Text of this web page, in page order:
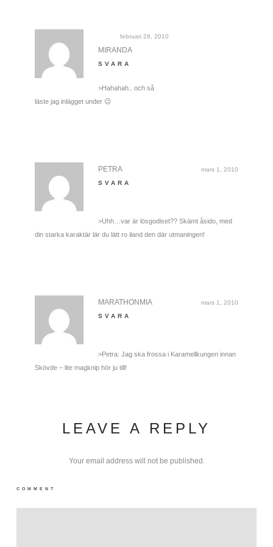
februari 28, 2010
MIRANDA
SVARA
>Hahahah.. och så
läste jag inlägget under 😉
mars 1, 2010
PETRA
SVARA
>Uhh…var är lösgodiset?? Skämt åsido, med
din starka karaktär lär du lätt ro iland den där utmaningen!
mars 1, 2010
MARATHONMIA
SVARA
>Petra: Jag ska frossa i Karamellkungen innan
Skövde – lite magknip hör ju till!
LEAVE A REPLY
Your email address will not be published.
COMMENT